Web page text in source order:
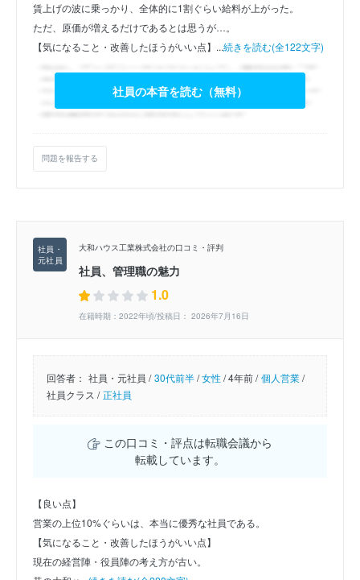
賃上げの波に乗っかり、全体的に1割ぐらい給料が上がった。
ただ、原価が増えるだけであるとは思うが…。
【気になること・改善したほうがいい点】...続きを読む(全122文字)
社員の本音を読む（無料）
問題を報告する
大和ハウス工業株式会社の口コミ・評判
社員、管理職の魅力
1.0
在籍時期：2022年頃/投稿日： 2026年7月16日
回答者： 社員・元社員 / 30代前半/女性/4年前 / 個人営業/
社員クラス / 正社員
この口コミ・評点は転職会議から
転載しています。
【良い点】
営業の上位10%ぐらいは、本当に優秀な社員である。
【気になること・改善したほうがいい点】
現在の経営陣・役員陣の考え方が古い。